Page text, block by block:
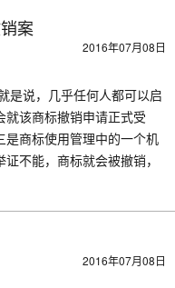
案
2016年07月08日
是说，几乎任何人都可以启
该商标撤销申请正式受
商标使用管理中的一个机
不能，商标就会被撤销，
2016年07月08日